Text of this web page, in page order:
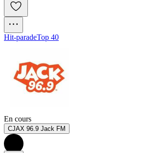
Hit-paradeTop 40
En cours
CJAX 96.9 Jack FM